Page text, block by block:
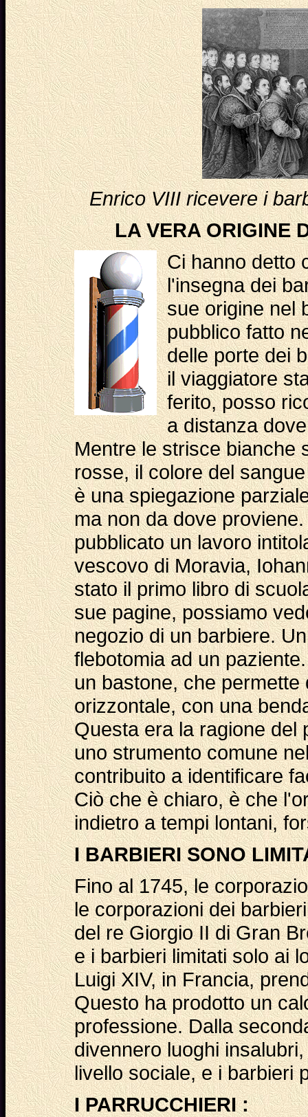
Enrico VIII ricevere i
LA VERA ORIGINE
Ci hanno detto
l'insegna dei
sue origine nel
pubblico fatto
delle porte dei
il viaggiatore
ferito, posso
a distanza
Mentre le strisce bianche
rosse, il colore del
è una spiegazione
ma non da dove
pubblicato un lavoro
vescovo di Moravia,
stato il primo libro di
sue pagine, possiamo
negozio di un barbiere.
flebotomia ad un
un bastone, che
orizzontale, con una
Questa era la ragione del
uno strumento comune
contribuito a identificare
Ciò che è chiaro, è che
indietro a tempi lontani,
I BARBIERI SONO
Fino al 1745, le
le corporazioni dei
del re Giorgio II di Gran
e i barbieri limitati solo ai
Luigi XIV, in Francia,
Questo ha prodotto un
professione. Dalla
divennero luoghi
livello sociale, e i barbieri
I PARRUCCHIERI :